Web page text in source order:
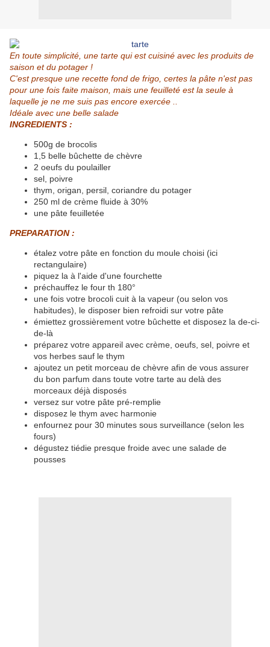
En toute simplicité, une tarte qui est cuisiné avec les produits de
saison et du potager !
C'est presque une recette fond de frigo, certes la pâte n'est pas
pour une fois faite maison, mais une feuilleté est la seule à
laquelle je ne me suis pas encore exercée ..
Idéale avec une belle salade
INGREDIENTS :
500g de brocolis
1,5 belle bûchette de chèvre
2 oeufs du poulailler
sel, poivre
thym, origan, persil, coriandre du potager
250 ml de crème fluide à 30%
une pâte feuilletée
PREPARATION :
étalez votre pâte en fonction du moule choisi (ici
rectangulaire)
piquez la à l'aide d'une fourchette
préchauffez le four th 180°
une fois votre brocoli cuit à la vapeur (ou selon vos
habitudes), le disposer bien refroidi sur votre pâte
émiettez grossièrement votre bûchette et disposez la de-ci-
de-là
préparez votre appareil avec crème, oeufs, sel, poivre et
vos herbes sauf le thym
ajoutez un petit morceau de chèvre afin de vous assurer
du bon parfum dans toute votre tarte au delà des
morceaux déjà disposés
versez sur votre pâte pré-remplie
disposez le thym avec harmonie
enfournez pour 30 minutes sous surveillance (selon les
fours)
dégustez tiédie presque froide avec une salade de
pousses